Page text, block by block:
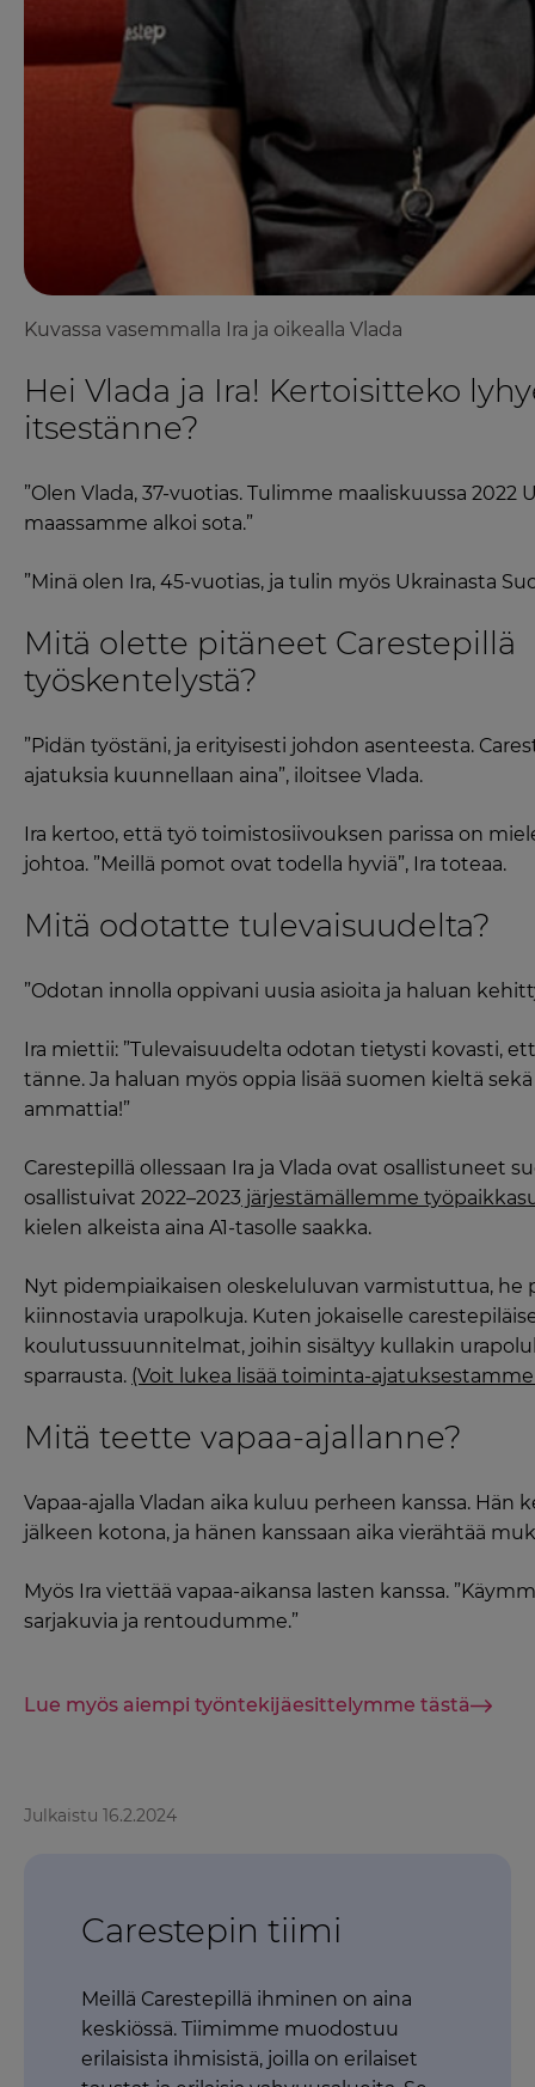
Kuvassa vasemmalla Ira ja oikealla Vlada
Hei Vlada ja Ira! Kertoisitteko
itsestänne?
”Olen Vlada, 37-vuotias. Tulimme maaliskuussa
maassamme alkoi sota.”
”Minä olen Ira, 45-vuotias, ja tulin myös Ukrainasta
Mitä olette pitäneet Carestepillä
työskentelystä?
”Pidän työstäni, ja erityisesti johdon asenteesta.
ajatuksia kuunnellaan aina”, iloitsee Vlada.
Ira kertoo, että työ toimistosiivouksen parissa on
johtoa. ”Meillä pomot ovat todella hyviä”, Ira toteaa.
Mitä odotatte tulevaisuudelta?
”Odotan innolla oppivani uusia asioita ja haluan
Ira miettii: ”Tulevaisuudelta odotan tietysti kovasti,
tänne. Ja haluan myös oppia lisää suomen kieltä
ammattia!”
Carestepillä ollessaan Ira ja Vlada ovat osallistuneet
osallistuivat 2022–2023 järjestämällemme
kielen alkeista aina A1-tasolle saakka.
Nyt pidempiaikaisen oleskeluluvan varmistuttua,
kiinnostavia urapolkuja. Kuten jokaiselle
koulutussuunnitelmat, joihin sisältyy kullakin
sparrausta. (Voit lukea lisää toiminta-
Mitä teette vapaa-ajallanne?
Vapaa-ajalla Vladan aika kuluu perheen kanssa.
jälkeen kotona, ja hänen kanssaan aika vierähtää
Myös Ira viettää vapaa-aikansa lasten kanssa.
sarjakuvia ja rentoudumme.”
Lue myös aiempi työntekijäesittelymme tästä
Julkaistu 16.2.2024
Carestepin tiimi
Meillä Carestepillä ihminen on aina
keskiössä. Tiimimme muodostuu
erilaisista ihmisistä, joilla on erilaiset